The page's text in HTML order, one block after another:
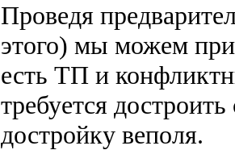
Проведя
этого) мы можем
есть ТП и
требуется
достройку веполя.